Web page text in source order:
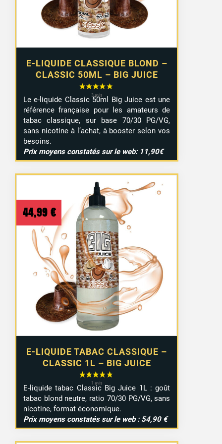
E-LIQUIDE CLASSIQUE BLOND –
CLASSIC 50ML – BIG JUICE
Le e-liquide Classic 50ml Big Juice est une
référence française pour les amateurs de
tabac classique, sur base 70/30 PG/VG,
sans nicotine à l’achat, à booster selon vos
besoins.
Prix moyens constatés sur le web: 11,90€
E-LIQUIDE TABAC CLASSIQUE –
CLASSIC 1L – BIG JUICE
44,99 €
E-liquide tabac Classic Big Juice 1L : goût
tabac blond neutre, ratio 70/30 PG/VG, sans
nicotine, format économique.
Prix moyens constatés sur le web : 54,90 €